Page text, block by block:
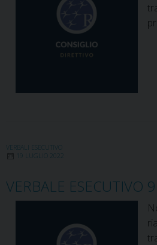
VERBALI ESECUTIVO
19 LUGLIO 2022
VERBALE ESECUTIVO